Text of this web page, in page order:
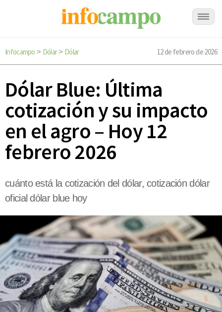
Infocampo > Dólar> Dólar 12 de febrero de 2026
Dólar Blue: Última
cotización y su impacto
en el agro – Hoy 12
febrero 2026
cuánto está la cotización del dólar, cotización dólar
oficial dólar blue hoy